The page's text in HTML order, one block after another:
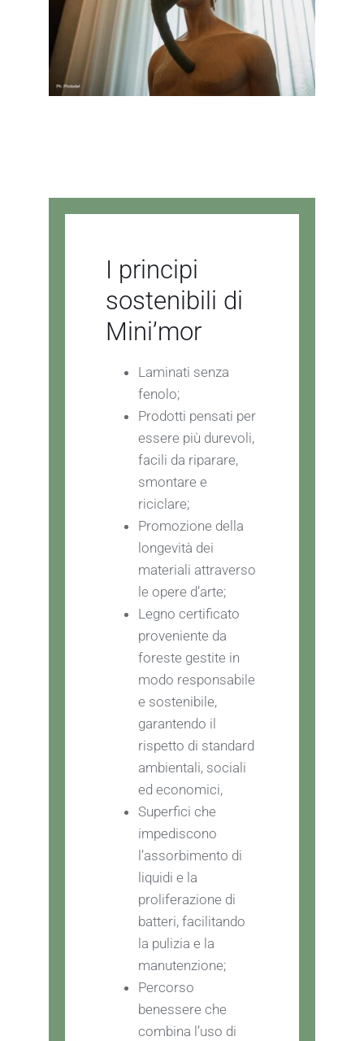
I principi
sostenibili di
Mini’mor
Laminati senza
fenolo;
Prodotti pensati per
essere più durevoli,
facili da riparare,
smontare e
riciclare;
Promozione della
longevità dei
materiali attraverso
le opere d’arte;
Legno certificato
proveniente da
foreste gestite in
modo responsabile
e sostenibile,
garantendo il
rispetto di standard
ambientali, sociali
ed economici,
Superfici che
impediscono
l’assorbimento di
liquidi e la
proliferazione di
batteri, facilitando
la pulizia e la
manutenzione;
Percorso
benessere che
combina l’uso di